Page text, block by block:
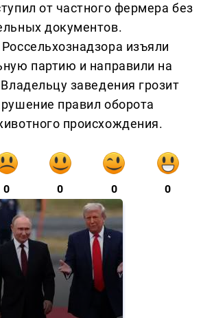
от частного фермера без
документов.
изъяли
партию и направили на
заведения грозит
правил оборота
происхождения.
0 0 0 0